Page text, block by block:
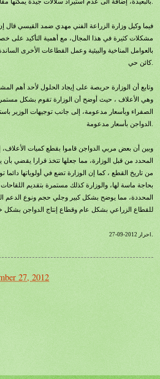
بالبعيدة، إضافة الى عدم استيراد سلالات جيدة يمكنها مقاومة الأمراض.
فيما وكيل وزارة الزراعة الفني مهدي ضمد القيسي قال
مشكلات كثيرة في هذا المجال، مع أهمية التأكيد على
بالعوامل المناخية والبيئية وعمل القطاعات الأخرى
كائن حي.
وتابع أن الوزارة حريصة على إيجاد الحلول لأحد أهم
وهي الأعلاف ، حيث أوضح أن الوزارة تقوم بشكل مستمر
الصفراء وبأسعار مدعومة، إلى جانب توجيهات الوزير
الدواجن بأسعار مدعومة.
وبين أن بعض مربي الدواجن قاموا بقطع كميات الأعلاف،
من تاريخ القطع ، كما إن الوزارة تضع في أولوياتها دائما
بحاجة ماسة لها، والوزارة كذلك مستمرة بتقديم
المحددة، مما يوضح بشكل كبير وجلي حجم ونوع الدعم
للقطاع الزراعي بشكل عام وقطاع إنتاج الدواجن
27-09-2012 احرار.
27, 2012